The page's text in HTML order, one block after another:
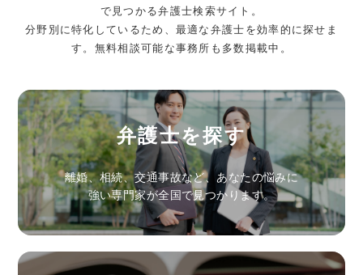
で見つかる弁護士検索サイト。
分野別に特化しているため、最適な弁護士を効率的に探せま
す。無料相談可能な事務所も多数掲載中。
弁護士を探す
離婚、相続、交通事故など、あなたの悩みに
強い専門家が全国で見つかります。